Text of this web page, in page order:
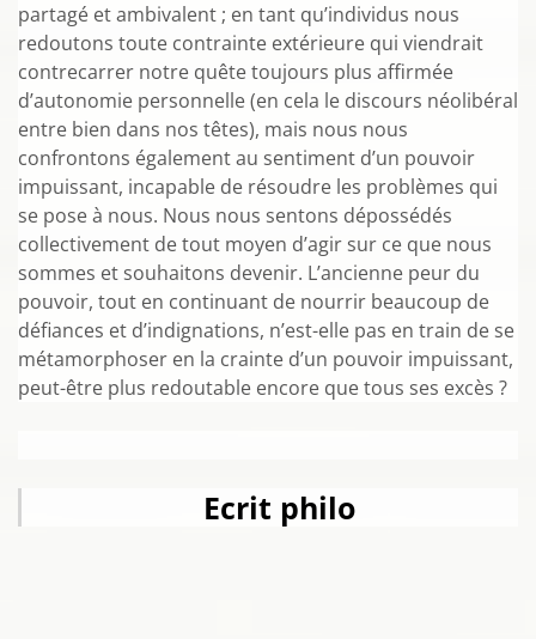
partagé et ambivalent ; en tant qu’individus nous
redoutons toute contrainte extérieure qui viendrait
contrecarrer notre quête toujours plus affirmée
d’autonomie personnelle (en cela le discours néolibéral
entre bien dans nos têtes), mais nous nous
confrontons également au sentiment d’un pouvoir
impuissant, incapable de résoudre les problèmes qui
se pose à nous. Nous nous sentons dépossédés
collectivement de tout moyen d’agir sur ce que nous
sommes et souhaitons devenir. L’ancienne peur du
pouvoir, tout en continuant de nourrir beaucoup de
défiances et d’indignations, n’est-elle pas en train de se
métamorphoser en la crainte d’un pouvoir impuissant,
peut-être plus redoutable encore que tous ses excès ?
Ecrit philo